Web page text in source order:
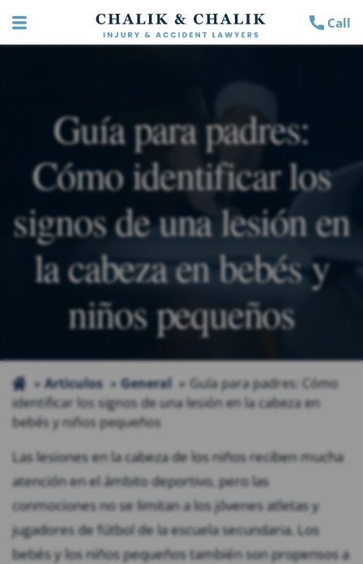
Call
Guía para padres:
Cómo identificar los
signos de una lesión en
la cabeza en bebés y
niños pequeños
Articulos General
Guía para padres: Cómo
identificar los signos de una lesión en la cabeza en
bebés y niños pequeños
Las lesiones en la cabeza de los niños reciben mucha
atención en el ámbito deportivo, pero las
conmociones no se limitan a los jóvenes atletas y
jugadores de fútbol de la escuela secundaria. Los
bebés y los niños pequeños también son propensos a